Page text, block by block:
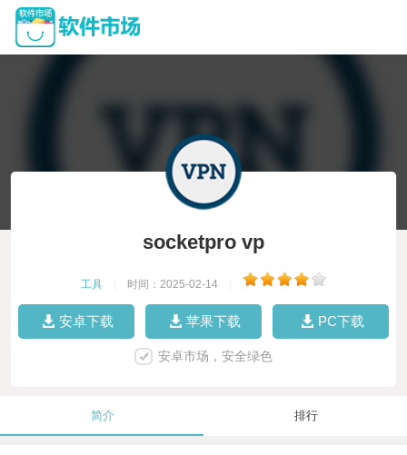
socketpro vp
工具 时间：2025-02-14
安卓下载 苹果下载 PC下载
安卓市场，安全绿色
简介 排行